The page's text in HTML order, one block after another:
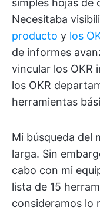
simples hojas de
Necesitaba
producto y los
de informes
vincular los OKR
los OKR
herramientas
Mi búsqueda del
larga. Sin
cabo con mi
lista de 15
consideramos lo